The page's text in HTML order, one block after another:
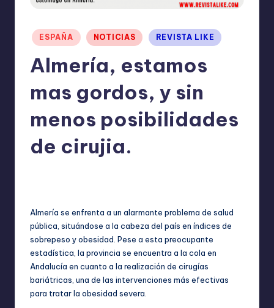
OPublicado
en
ESPAÑA NOTICIAS REVISTA LIKE
Almería, estamos
mas gordos, y sin
menos posibilidades
de cirujia.
Almería se enfrenta a un alarmante problema de salud
pública, situándose a la cabeza del país en índices de
sobrepeso y obesidad. Pese a esta preocupante
estadística, la provincia se encuentra a la cola en
Andalucía en cuanto a la realización de cirugías
bariátricas, una de las intervenciones más efectivas
para tratar la obesidad severa.